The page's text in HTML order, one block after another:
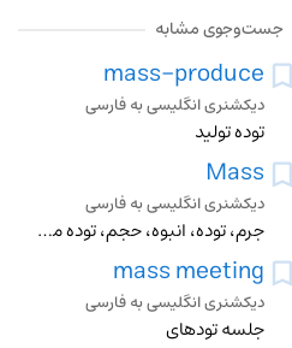
جست‌وجوی مشابه
mass-produce
دیکشنری انگلیسی به فارسی
توده تولید
Mass
دیکشنری انگلیسی به فارسی
جرم، توده، انبوه، حجم، توده مردم، مراسم عشاء ربانی، کپه، جمع، قسمت عمده، گروه، جمع اوری کردن
mass meeting
دیکشنری انگلیسی به فارسی
جلسه تودهای